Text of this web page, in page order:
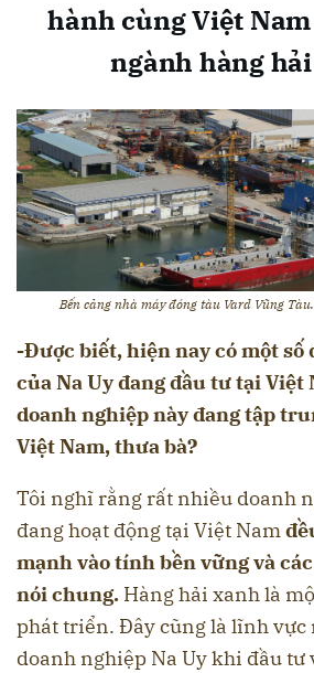
hành cùng Việt
ngành hàng
Bến cảng nhà máy đóng tàu Vard Vũng
-Được biết, hiện nay có một số
của Na Uy đang đầu tư tại Việt
doanh nghiệp này đang tập
Việt Nam, thưa bà?
Tôi nghĩ rằng rất nhiều doanh
đang hoạt động tại Việt Nam
mạnh vào tính bền vững và
nói chung. Hàng hải xanh là
phát triển. Đây cũng là lĩnh vực
doanh nghiệp Na Uy khi đầu tư